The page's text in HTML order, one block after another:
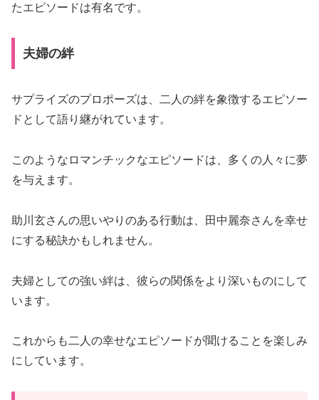
たエピソードは有名です。
夫婦の絆
サプライズのプロポーズは、二人の絆を象徴するエピソー
ドとして語り継がれています。
このようなロマンチックなエピソードは、多くの人々に夢
を与えます。
助川玄さんの思いやりのある行動は、田中麗奈さんを幸せ
にする秘訣かもしれません。
夫婦としての強い絆は、彼らの関係をより深いものにして
います。
これからも二人の幸せなエピソードが聞けることを楽しみ
にしています。